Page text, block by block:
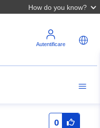
How do you know?
Autentificare
0